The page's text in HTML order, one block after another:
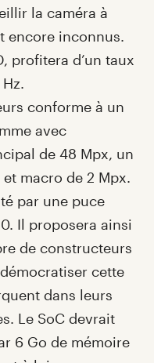
la caméra à
encore inconnus.
profitera d’un taux
conforme à un
avec
de 48 Mpx, un
macro de 2 Mpx.
par une puce
Il proposera ainsi
de constructeurs
cette
dans leurs
Le SoC devrait
6 Go de mémoire